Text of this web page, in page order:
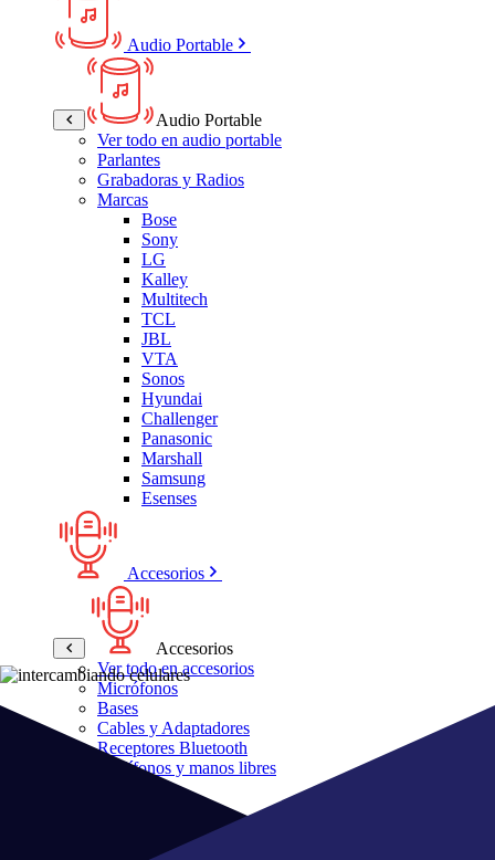
Audio Portable
Audio Portable
Ver todo en audio portable
Parlantes
Grabadoras y Radios
Marcas
Bose
Sony
LG
Kalley
Multitech
TCL
JBL
VTA
Sonos
Hyundai
Challenger
Panasonic
Marshall
Samsung
Esenses
Accesorios
Accesorios
Ver todo en accesorios
Micrófonos
Bases
Cables y Adaptadores
Receptores Bluetooth
Audífonos y manos libres